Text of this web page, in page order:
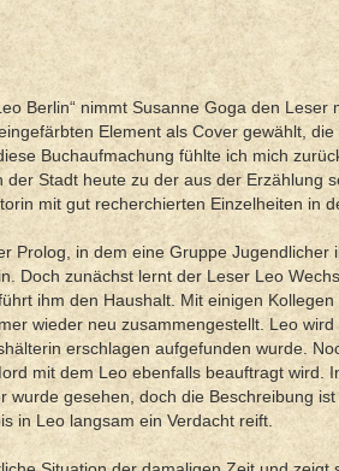
Berlin“ nimmt Susanne Goga den
Element als Cover gewählt,
Buchaufmachung fühlte ich mich
der Stadt heute zu der aus der Erzählung
mit gut recherchierten Einzelheiten in
Prolog, in dem eine Gruppe
Doch zunächst lernt der Leser Leo
ihm den Haushalt. Mit einigen
wieder neu zusammengestellt. Leo
erschlagen aufgefunden wurde.
mit dem Leo ebenfalls beauftragt wird.
wurde gesehen, doch die Beschreibung
in Leo langsam ein Verdacht reift.